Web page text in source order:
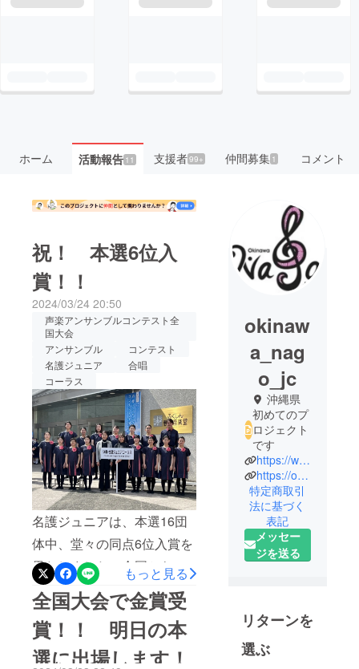
ホーム 活動報告11 支援者99+ 仲間募集 1 コメント
祝！ 本選6位入
賞！！
2024/03/24 20:50
声楽アンサンブルコンテスト全
国大会
アンサンブル
コンテスト
名護ジュニア
合唱
コーラス
名護ジュニアは、本選16団
体中、堂々の同点6位入賞を
果たしました。全国から参
加した129団体のうちの6位
とは、称えられるべき素晴
らしい結果です。メンバー
みんなの表情の、なんと晴
もっと見る
全国大会で金賞受
賞！！ 明日の本
選に出場します！
okinaw
a_nag
o_jc
沖縄県
初めてのプ
ロジェクト
です
https://www.instagram.com/okinawa_nago_jr_chorus
https://onjc.ti-da.net/
特定商取引
法に基づく
表記
メッセー
ジを送る
リターンを
選ぶ